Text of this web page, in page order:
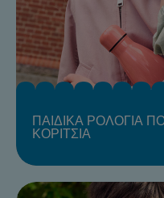
ΠΑΙΔΙΚΑ ΡΟΛΟΓΙΑ
ΚΟΡΙΤΣΙΑ